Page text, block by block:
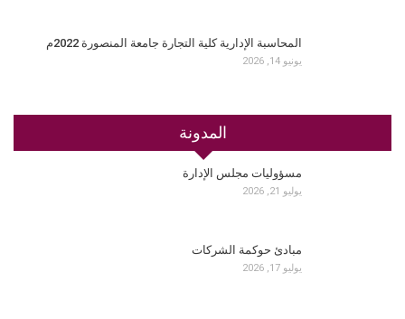
المحاسبة الإدارية كلية التجارة جامعة المنصورة 2022م
يونيو 14, 2026
المدونة
مسؤوليات مجلس الإدارة
يوليو 21, 2026
مبادئ حوكمة الشركات
يوليو 17, 2026